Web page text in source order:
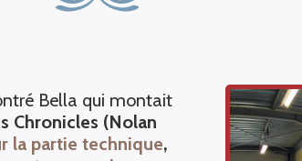
Bella qui montait
Chronicles (Nolan
la partie technique,